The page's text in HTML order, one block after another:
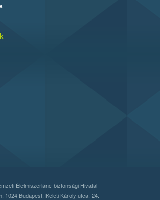
Élelmiszerlánc-biztonsági Hivatal
1024 Budapest, Keleti Károly utca. 24.